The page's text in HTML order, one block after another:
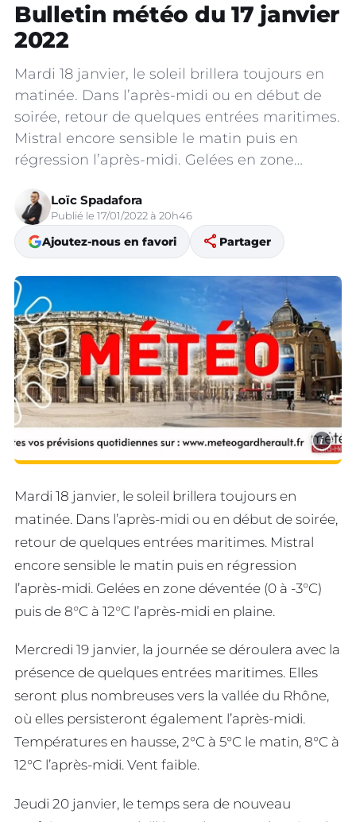
Bulletin météo du 17 janvier
2022
Mardi 18 janvier, le soleil brillera toujours en
matinée. Dans l’après-midi ou en début de
soirée, retour de quelques entrées maritimes.
Mistral encore sensible le matin puis en
régression l’après-midi. Gelées en zone…
Loïc Spadafora
Publié le 17/01/2022 à 20h46
Ajoutez-nous en favori share Partager
i
Mardi 18 janvier, le soleil brillera toujours en
matinée. Dans l’après-midi ou en début de soirée,
retour de quelques entrées maritimes. Mistral
encore sensible le matin puis en régression
l’après-midi. Gelées en zone déventée (0 à -3°C)
puis de 8°C à 12°C l’après-midi en plaine.
Mercredi 19 janvier, la journée se déroulera avec la
présence de quelques entrées maritimes. Elles
seront plus nombreuses vers la vallée du Rhône,
où elles persisteront également l’après-midi.
Températures en hausse, 2°C à 5°C le matin, 8°C à
12°C l’après-midi. Vent faible.
Jeudi 20 janvier, le temps sera de nouveau